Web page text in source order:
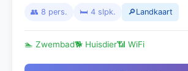
👥 8 pers. 🛏️ 4 slpk. 🔎Landkaart
🏊 Zwembad🐕 Huisdier📶 WiFi